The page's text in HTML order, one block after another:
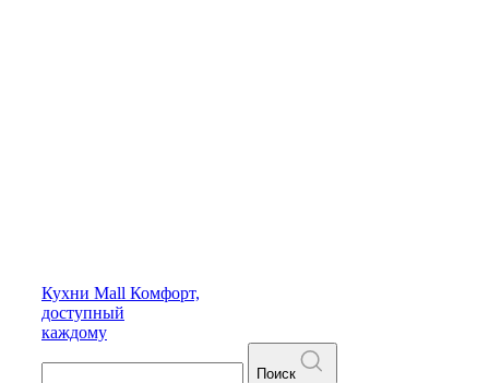
Кухни Mall Комфорт,
доступный
каждому
Поиск